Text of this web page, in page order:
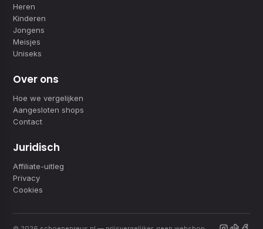
Heren
Kinderen
Jongens
Meisjes
Uniseks
Over ons
Hoe we vergelijken
Aangesloten shops
Contact
Juridisch
Affiliate-uitleg
Privacy
Cookies